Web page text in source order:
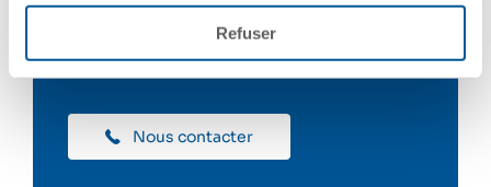
Refuser
Nous contacter
Nous contacter